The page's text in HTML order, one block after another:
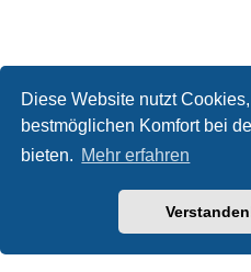
Diese Website nutzt
bestmöglichen Komfort bei
bieten. Mehr erfahren